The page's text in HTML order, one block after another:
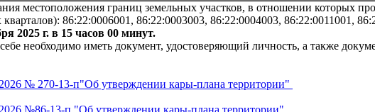
местоположения границ земельных участков, в отношении которых
86:22:0006001, 86:22:0003003, 86:22:0004003, 86:22:0011001,
2025 г. в 15 часов 00 минут.
необходимо иметь документ, удостоверяющий личность, а также
№ 270-13-п"Об утверждении кары-плана территории"
№86-13-п "Об утверждении кары-плана территории"